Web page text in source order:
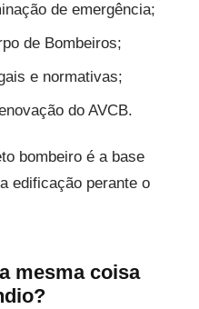
de emergência;
de Bombeiros;
e normativas;
do AVCB.
bombeiro é a base
edificação perante o
mesma coisa